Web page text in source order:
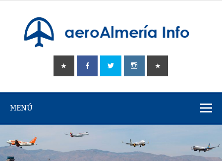
aeroAlmería
info
Tu portal sobre el aeropuerto de Almería
MENÚ